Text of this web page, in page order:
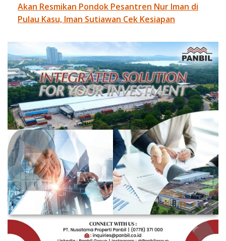
Akan Resmikan Pondok Pesantren Nur Iman di
Pulau Kasu, Iman Sutiawan Cek Kesiapan